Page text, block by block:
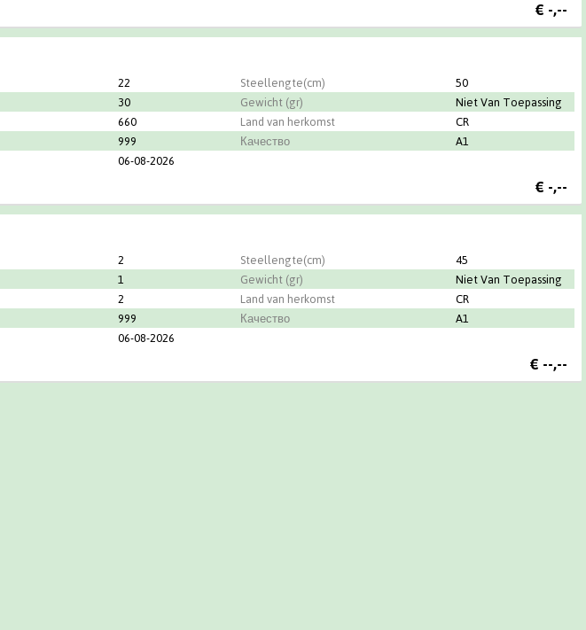
€ -,--
22 Steellengte(cm)
50
30 Gewicht (gr)
Niet Van Toepassing
660 Land van herkomst
CR
999 Качество
A1
06-08-2026
€ -,--
2 Steellengte(cm)
45
1 Gewicht (gr)
Niet Van Toepassing
2 Land van herkomst
CR
999 Качество
A1
06-08-2026
€ --,--